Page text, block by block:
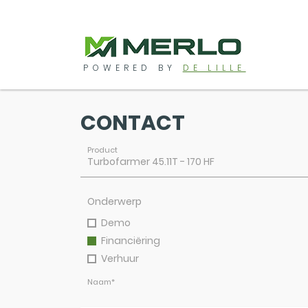
POWERED BY DE LILLE
CONTACT
Product
Onderwerp
Demo
Financiëring
Verhuur
Naam*